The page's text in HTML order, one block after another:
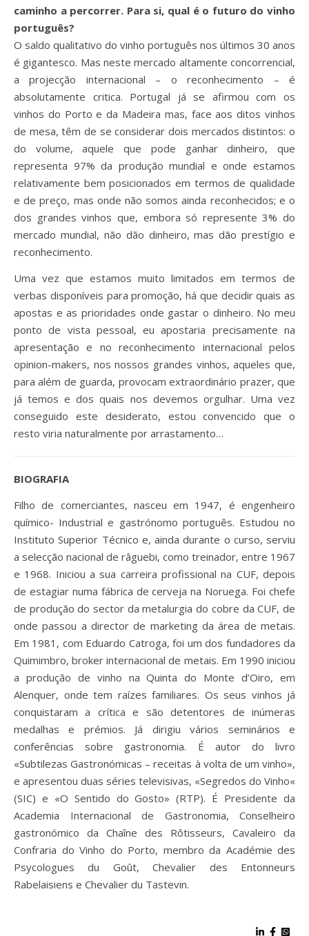
caminho a percorrer. Para si, qual é o futuro do vinho
português?
O saldo qualitativo do vinho português nos últimos 30 anos
é gigantesco. Mas neste mercado altamente concorrencial,
a projecção internacional – o reconhecimento – é
absolutamente critica. Portugal já se afirmou com os
vinhos do Porto e da Madeira mas, face aos ditos vinhos
de mesa, têm de se considerar dois mercados distintos: o
do volume, aquele que pode ganhar dinheiro, que
representa 97% da produção mundial e onde estamos
relativamente bem posicionados em termos de qualidade
e de preço, mas onde não somos ainda reconhecidos; e o
dos grandes vinhos que, embora só represente 3% do
mercado mundial, não dão dinheiro, mas dão prestígio e
reconhecimento.
Uma vez que estamos muito limitados em termos de
verbas disponíveis para promoção, há que decidir quais as
apostas e as prioridades onde gastar o dinheiro. No meu
ponto de vista pessoal, eu apostaria precisamente na
apresentação e no reconhecimento internacional pelos
opinion-makers, nos nossos grandes vinhos, aqueles que,
para além de guarda, provocam extraordinário prazer, que
já temos e dos quais nos devemos orgulhar. Uma vez
conseguido este desiderato, estou convencido que o
resto viria naturalmente por arrastamento…
BIOGRAFIA
Filho de comerciantes, nasceu em 1947, é engenheiro
químico- Industrial e gastrónomo português. Estudou no
Instituto Superior Técnico e, ainda durante o curso, serviu
a selecção nacional de râguebi, como treinador, entre 1967
e 1968. Iniciou a sua carreira profissional na CUF, depois
de estagiar numa fábrica de cerveja na Noruega. Foi chefe
de produção do sector da metalurgia do cobre da CUF, de
onde passou a director de marketing da área de metais.
Em 1981, com Eduardo Catroga, foi um dos fundadores da
Quimimbro, broker internacional de metais. Em 1990 iniciou
a produção de vinho na Quinta do Monte d’Oiro, em
Alenquer, onde tem raízes familiares. Os seus vinhos já
conquistaram a crítica e são detentores de inúmeras
medalhas e prémios. Já dirigiu vários seminários e
conferências sobre gastronomia. É autor do livro
«Subtilezas Gastronómicas – receitas à volta de um vinho»,
e apresentou duas séries televisivas, «Segredos do Vinho«
(SIC) e «O Sentido do Gosto» (RTP). É Presidente da
Academia Internacional de Gastronomia, Conselheiro
gastronómico da Chaîne des Rôtisseurs, Cavaleiro da
Confraria do Vinho do Porto, membro da Académie des
Psycologues du Goût, Chevalier des Entonneurs
Rabelaisiens e Chevalier du Tastevin.